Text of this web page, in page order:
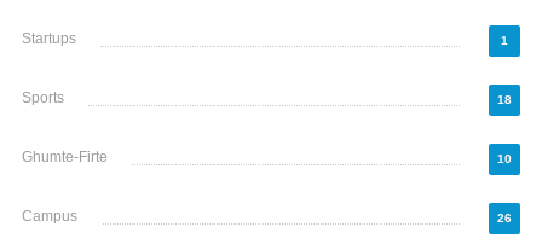
Startups 1
Sports 18
Ghumte-Firte 10
Campus 26